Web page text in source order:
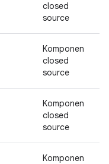
closed
source
Komponen
closed
source
Komponen
closed
source
Komponen